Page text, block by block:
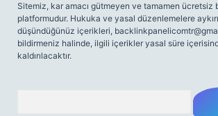
Sitemiz, kar amacı gütmeyen ve tamamen ücretsiz
platformudur. Hukuka ve yasal düzenlemelere
düşündüğünüz içerikleri,
bildirmeniz halinde, ilgili içerikler yasal süre
kaldırılacaktır.